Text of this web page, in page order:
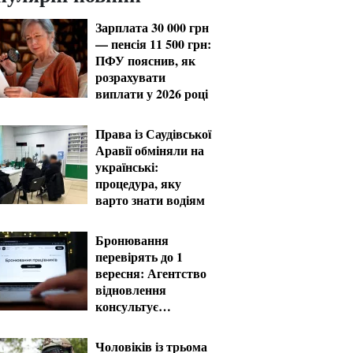
Зарплата 30 000 грн
— пенсія 11 500 грн:
ПФУ пояснив, як
розрахувати
виплати у 2026 році
Права із Саудівської
Аравії обміняли на
українські:
процедура, яку
варто знати водіям
Бронювання
перевірять до 1
вересня: Агентство
відновлення
консультує
підприємства
Чоловіків із трьома